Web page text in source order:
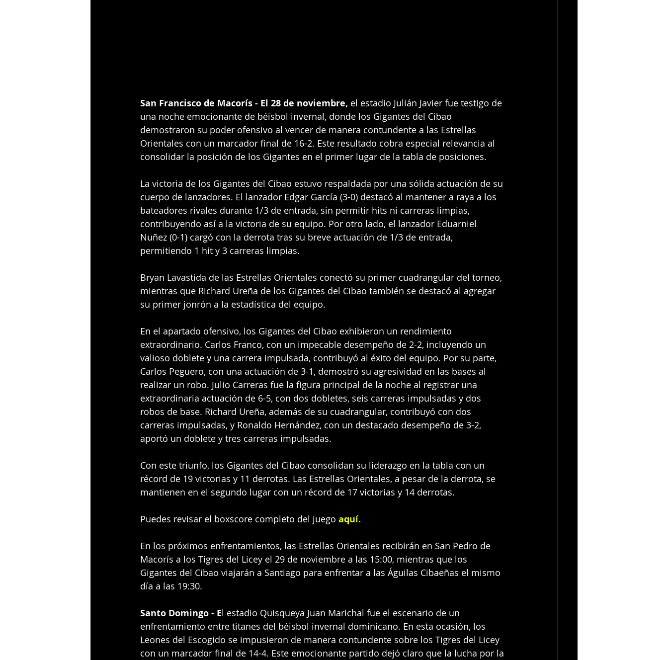
San Francisco de Macorís - El 28 de noviembre, el estadio Julián Javier fue testigo de
una noche emocionante de béisbol invernal, donde los Gigantes del Cibao
demostraron su poder ofensivo al vencer de manera contundente a las Estrellas
Orientales con un marcador final de 16-2. Este resultado cobra especial relevancia al
consolidar la posición de los Gigantes en el primer lugar de la tabla de posiciones.
La victoria de los Gigantes del Cibao estuvo respaldada por una sólida actuación de su
cuerpo de lanzadores. El lanzador Edgar García (3-0) destacó al mantener a raya a los
bateadores rivales durante 1/3 de entrada, sin permitir hits ni carreras limpias,
contribuyendo así a la victoria de su equipo. Por otro lado, el lanzador Eduarniel
Nuñez (0-1) cargó con la derrota tras su breve actuación de 1/3 de entrada,
permitiendo 1 hit y 3 carreras limpias.
Bryan Lavastida de las Estrellas Orientales conectó su primer cuadrangular del torneo,
mientras que Richard Ureña de los Gigantes del Cibao también se destacó al agregar
su primer jonrón a la estadística del equipo.
En el apartado ofensivo, los Gigantes del Cibao exhibieron un rendimiento
extraordinario. Carlos Franco, con un impecable desempeño de 2-2, incluyendo un
valioso doblete y una carrera impulsada, contribuyó al éxito del equipo. Por su parte,
Carlos Peguero, con una actuación de 3-1, demostró su agresividad en las bases al
realizar un robo. Julio Carreras fue la figura principal de la noche al registrar una
extraordinaria actuación de 6-5, con dos dobletes, seis carreras impulsadas y dos
robos de base. Richard Ureña, además de su cuadrangular, contribuyó con dos
carreras impulsadas, y Ronaldo Hernández, con un destacado desempeño de 3-2,
aportó un doblete y tres carreras impulsadas.
Con este triunfo, los Gigantes del Cibao consolidan su liderazgo en la tabla con un
récord de 19 victorias y 11 derrotas. Las Estrellas Orientales, a pesar de la derrota, se
mantienen en el segundo lugar con un récord de 17 victorias y 14 derrotas.
Puedes revisar el boxscore completo del juego aquí.
En los próximos enfrentamientos, las Estrellas Orientales recibirán en San Pedro de
Macorís a los Tigres del Licey el 29 de noviembre a las 15:00, mientras que los
Gigantes del Cibao viajarán a Santiago para enfrentar a las Águilas Cibaeñas el mismo
día a las 19:30.
Santo Domingo - El estadio Quisqueya Juan Marichal fue el escenario de un
enfrentamiento entre titanes del béisbol invernal dominicano. En esta ocasión, los
Leones del Escogido se impusieron de manera contundente sobre los Tigres del Licey
con un marcador final de 14-4. Este emocionante partido dejó claro que la lucha por la